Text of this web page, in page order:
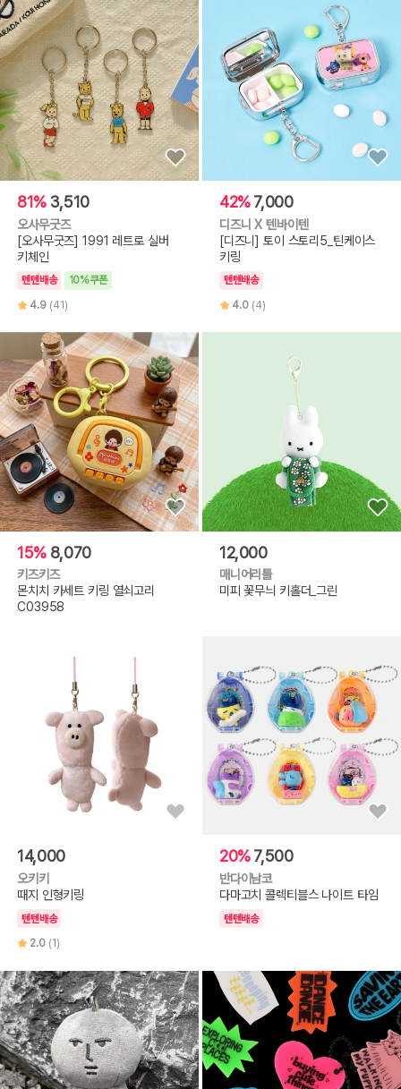
81% 3,510
오사무굿즈
[오사무굿즈] 1991 레트로 실버
키체인
텐텐배송
10%쿠폰
4.9 (41)
42%7,000
디즈니 X 텐바이텐
[디즈니] 토이 스토리5_틴케이스
키링
텐텐배송
4.0 (4)
15% 8,070
키즈키즈
몬치치 카세트 키링 열쇠고리
C03958
12,000
매니어리틀
미피 꽃무늬 키홀더_그린
14,000
오키키
때지 인형키링
텐텐배송
2.0 (1)
20%7,500
반다이남코
다마고치 콜렉티블스 나이트 타임
텐텐배송